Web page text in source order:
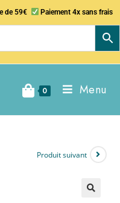
de 59€ Paiement 4x sans frais
0 Menu
Produit suivant